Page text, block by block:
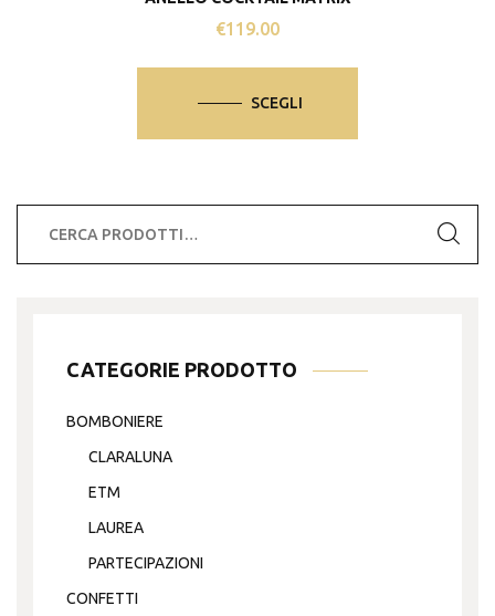
€119.00
SCEGLI
Le
pagina
CATEGORIE PRODOTTO
BOMBONIERE
CLARALUNA
ETM
LAUREA
PARTECIPAZIONI
CONFETTI